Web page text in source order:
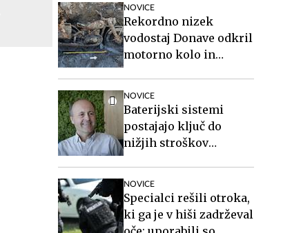
NOVICE
Rekordno nizek
vodostaj Donave odkril
motorno kolo in
svetovne vojne
NOVICE
Baterijski sistemi
postajajo ključ do
nižjih stroškov
NOVICE
Specialci rešili otroka,
ki ga je v hiši zadrževal